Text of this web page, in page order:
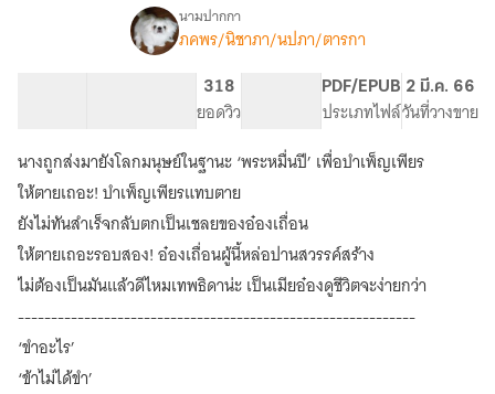
รัก
เล่ม
เรื่อง
(สนพ.
นามปากกา
ภคพร/นิชาภา/นปภา/ตารกา
318
ยอดวิว
PDF/EPUB
ประเภทไฟล์
2 มี.ค. 66
วันที่วางขาย
นางถูกส่งมายังโลกมนุษย์ในฐานะ ‘พระหมื่นปี’ เพื่อบำเพ็ญเพียร
ให้ตายเถอะ! บำเพ็ญเพียรแทบตาย
ยังไม่ทันสำเร็จกลับตกเป็นเชลยของอ๋องเถื่อน
ให้ตายเถอะรอบสอง! อ๋องเถื่อนผู้นี้หล่อปานสวรรค์สร้าง
ไม่ต้องเป็นมันแล้วดีไหมเทพธิดาน่ะ เป็นเมียอ๋องดูชีวิตจะง่ายกว่า
------------------------------------------------------------
‘ขำอะไร’
‘ข้าไม่ได้ขำ’